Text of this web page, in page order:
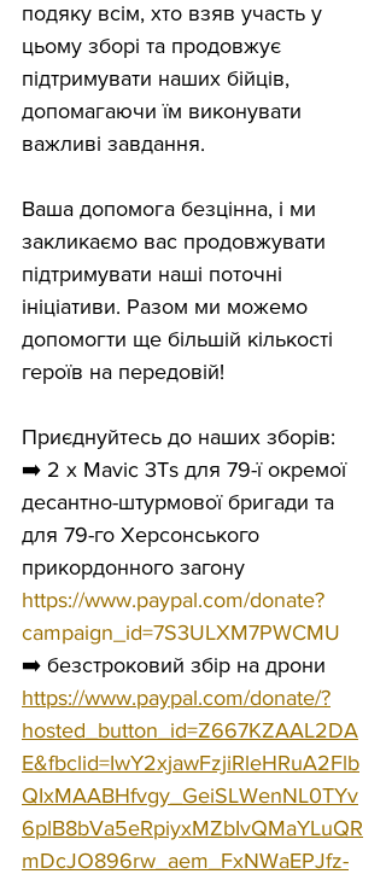
подяку всім, хто взяв участь у
цьому зборі та продовжує
підтримувати наших бійців,
допомагаючи їм виконувати
важливі завдання.
Ваша допомога безцінна, і ми
закликаємо вас продовжувати
підтримувати наші поточні
ініціативи. Разом ми можемо
допомогти ще більшій кількості
героїв на передовій!
Приєднуйтесь до наших зборів:
➡️ 2 x Mavic 3Ts для 79-ї окремої
десантно-штурмової бригади та
для 79-го Херсонського
прикордонного загону
https://www.paypal.com/donate?
campaign_id=7S3ULXM7PWCMU
➡️ безстроковий збір на дрони
https://www.paypal.com/donate/?
hosted_button_id=Z667KZAAL2DA
E&fbclid=IwY2xjawFzjiRleHRuA2Flb
QIxMAABHfvgy_GeiSLWenNL0TYv
6plB8bVa5eRpiyxMZbIvQMaYLuQR
mDcJO896rw_aem_FxNWaEPJfz-